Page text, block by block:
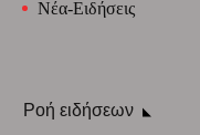
Νέα-Ειδήσεις
Ροή ειδήσεων